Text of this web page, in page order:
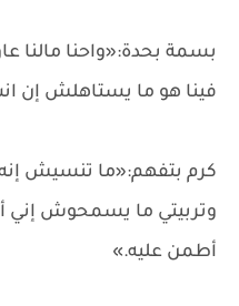
بسمة بحدة:«واحنا مالنا
فينا هو ما يستاهلش إن
كرم بتفهم:«ما تنسيش إنه
وتربيتي ما يسمحوش إني
أطمن عليه.»